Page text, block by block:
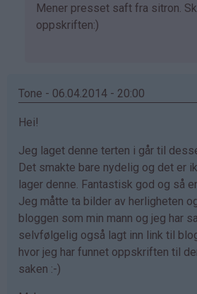
Som
svar
Aspen
(ikke
bekreftet)
Mener presset saft fra sitron.
oppskriften:)
Tone - 06.04.2014 - 20:00
Hei!
Jeg laget denne terten i går til
Det smakte bare nydelig og det er
lager denne. Fantastisk god og så
Jeg måtte ta bilder av herligheten
bloggen som min mann og jeg har
selvfølgelig også lagt inn link til
hvor jeg har funnet oppskriften til
saken :-)